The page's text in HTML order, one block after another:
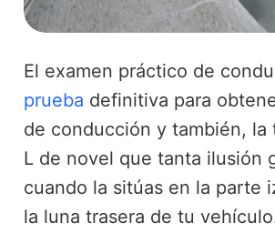
El examen práctico de
prueba definitiva para
de conducción y también, la
L de novel que tanta ilusión
cuando la sitúas en la parte
la luna trasera de tu